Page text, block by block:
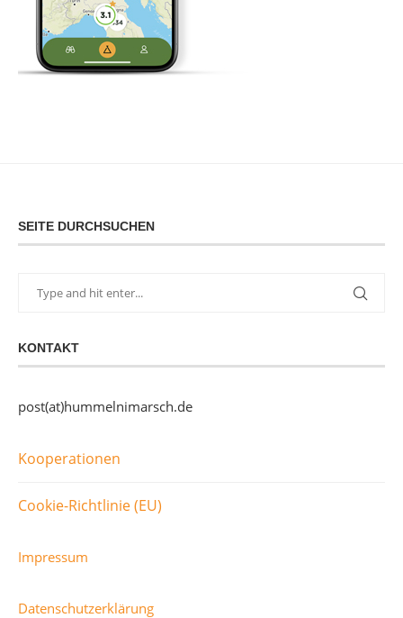
SEITE DURCHSUCHEN
KONTAKT
post(at)hummelnimarsch.de
Kooperationen
Cookie-Richtlinie (EU)
Impressum
Datenschutzerklärung